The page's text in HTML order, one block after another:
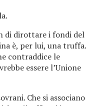
di dirottare i fondi del
è, per lui, una truffa.
contraddice le
essere l’Unione
Che si associano